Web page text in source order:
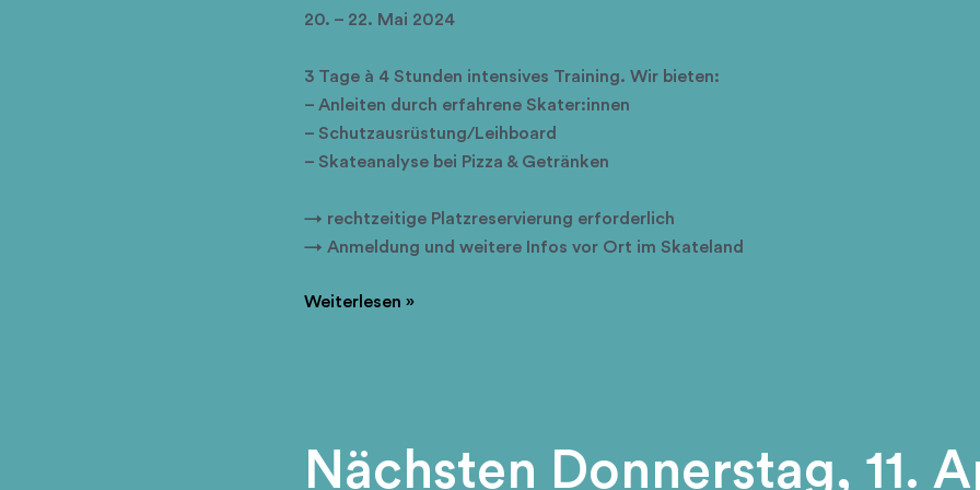
20. – 22. Mai 2024
3 Tage à 4 Stunden intensives Training. Wir bieten:
– Anleiten durch erfahrene Skater:innen
– Schutzausrüstung/Leihboard
– Skateanalyse bei Pizza & Getränken
→ rechtzeitige Platzreservierung erforderlich
→ Anmeldung und weitere Infos vor Ort im Skateland
Skateboard
Weiterlesen »
Nächsten Donnerstag, 11.